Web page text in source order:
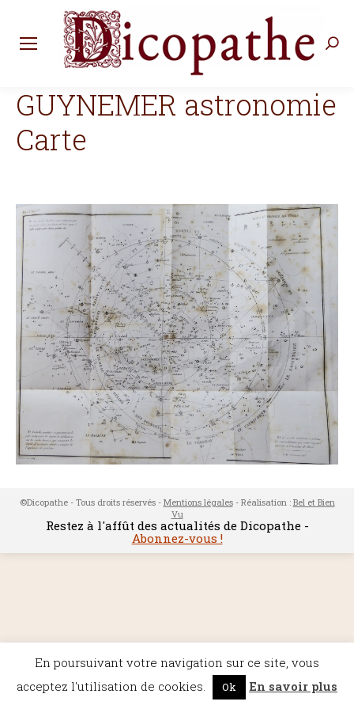
GUYNEMER astronomie
Carte
©Dicopathe - Tous droits réservés - Mentions légales- Réalisation : Bel et Bien
Vu
Restez à l'affût des actualités de Dicopathe -
Abonnez-vous !
En poursuivant votre navigation sur ce site, vous
acceptez l'utilisation de cookies.
Ok En savoir plus